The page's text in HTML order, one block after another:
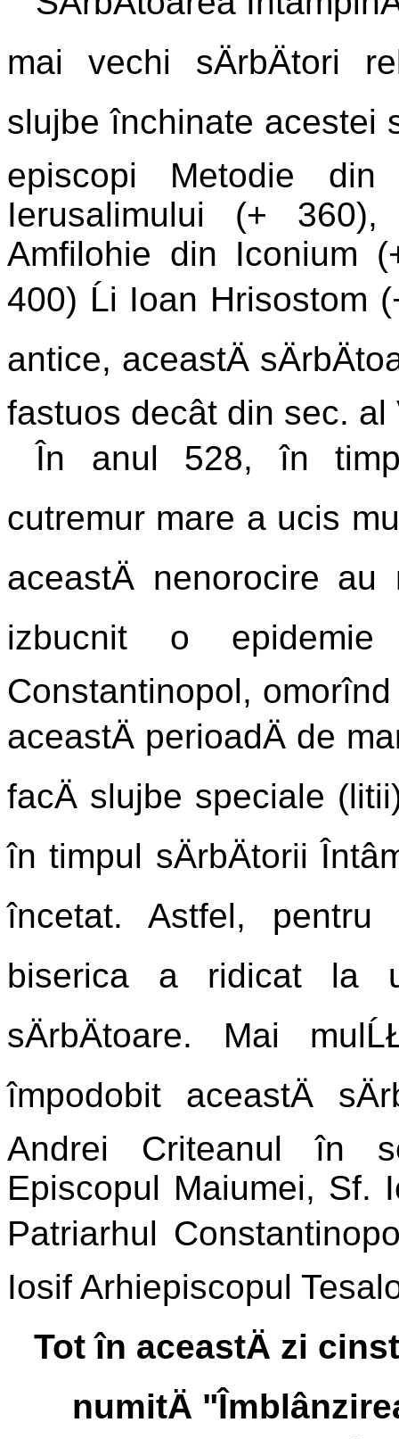
mai vechi sÄrbÄtori
slujbe închinate acestei
episcopi Metodie
Ierusalimului (+
Amfilohie din Iconium
400) Ĺi Ioan Hrisostom
antice, aceastÄ
fastuos decât din sec. al
În anul 528, în
cutremur mare a ucis
aceastÄ nenorocire
izbucnit o epidemie
Constantinopol,
aceastÄ perioadÄ de
facÄ slujbe speciale
în timpul sÄrbÄtorii
încetat. Astfel, pentru
biserica a ridicat la
sÄrbÄtoare. Mai
împodobit aceastÄ
Andrei Criteanul în
Episcopul Maiumei, Sf.
Patriarhul
Iosif Arhiepiscopul
Tot în aceastÄ zi
numitÄ